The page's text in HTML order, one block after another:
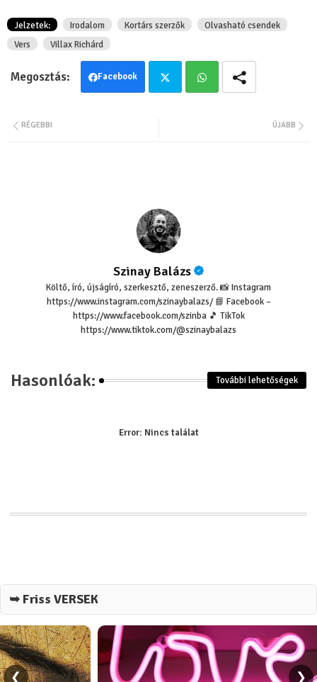
Jelzetek: Irodalom Kortárs szerzők
Olvasható csendek
Vers
Villax Richárd
Facebook
ÚJABB
RÉGEBBI
Szinay Balázs
Költő, író, újságíró, szerkesztő, zeneszerző. 📸 Instagram
https://www.instagram.com/szinaybalazs/ 📘 Facebook –
https://www.facebook.com/szinba 🎵 TikTok
https://www.tiktok.com/@szinaybalazs
Hasonlóak: További lehetőségek
Error: Nincs találat
➥ Friss VERSEK
❮ ❯